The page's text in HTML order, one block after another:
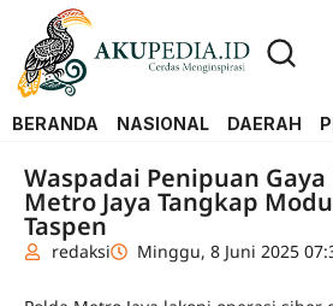
BERANDA NASIONAL DAERAH
Waspadai Penipuan
Metro Jaya Tangkap
Taspen
redaksi Minggu, 8 Juni 2025